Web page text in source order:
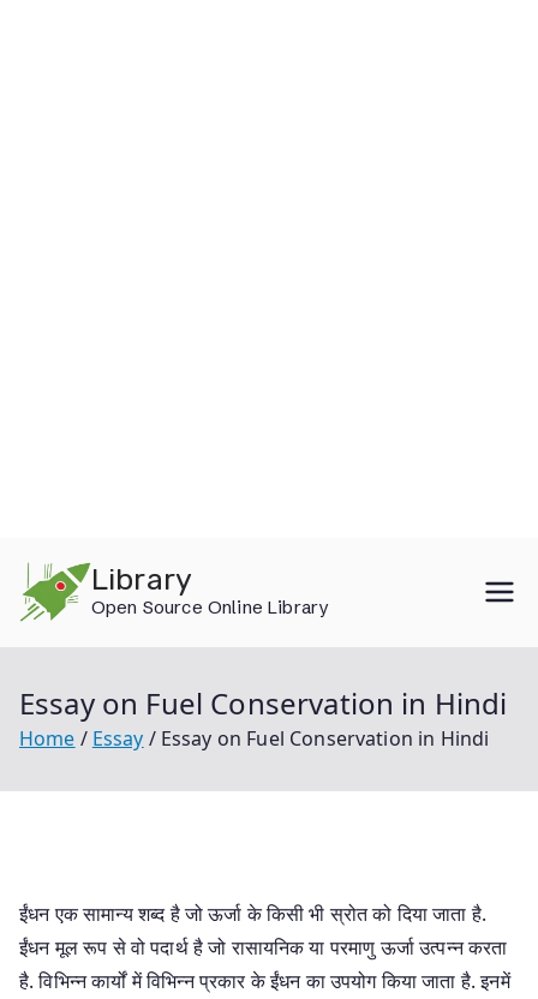
content
Library
Open Source Online Library
Essay on Fuel Conservation in Hindi
Home Essay Essay on Fuel Conservation in Hindi
ईंधन एक सामान्य शब्द है जो ऊर्जा के किसी भी स्रोत को दिया जाता है.
ईंधन मूल रूप से वो पदार्थ है जो रासायनिक या परमाणु ऊर्जा उत्पन्न करता
है. विभिन्न कार्यों में विभिन्न प्रकार के ईंधन का उपयोग किया जाता है. इनमें